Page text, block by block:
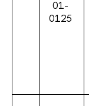
01-
0125